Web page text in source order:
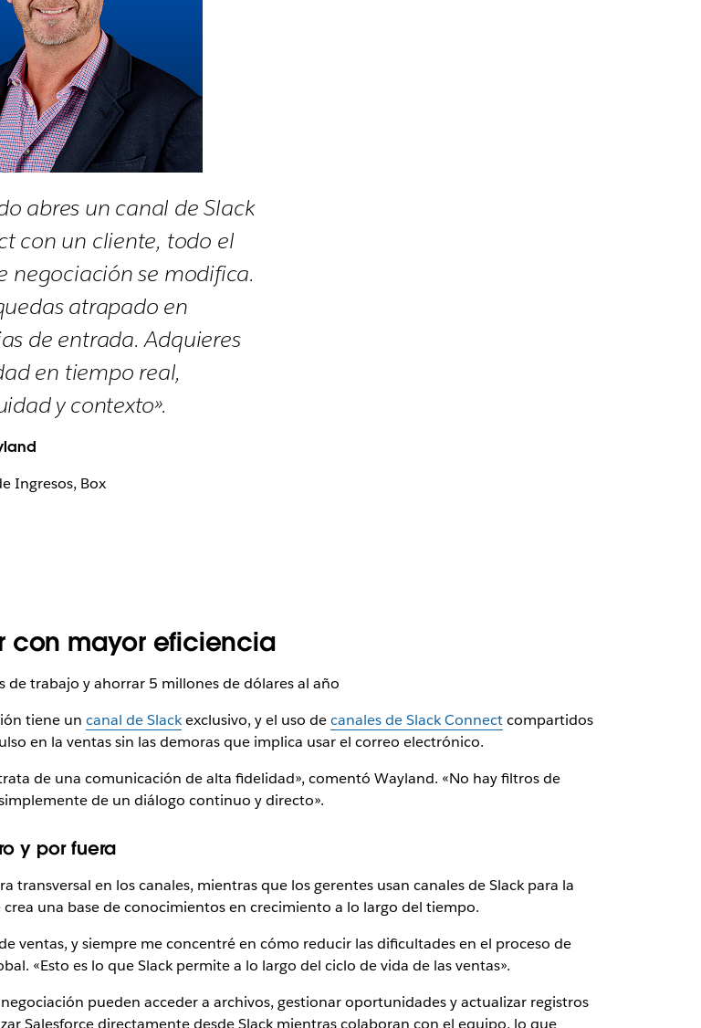
abres un canal de Slack
con un cliente, todo el
negociación se modifica.
atrapado en
de entrada. Adquieres
en tiempo real,
y contexto».
Ingresos, Box
con mayor eficiencia
de trabajo y ahorrar 5 millones de dólares al año
tiene un canal de Slackexclusivo, y el uso decanales de Slack Connectcompartidos
en la ventas sin las demoras que implica usar el correo electrónico.
de una comunicación de alta fidelidad», comentó Wayland. «No hay filtros de
de un diálogo continuo y directo».
y por fuera
en los canales, mientras que los gerentes usan canales de Slack para la
una base de conocimientos en crecimiento a lo largo del tiempo.
ventas, y siempre me concentré en cómo reducir las dificultades en el proceso de
«Esto es lo que Slack permite a lo largo del ciclo de vida de las ventas».
pueden acceder a archivos, gestionar oportunidades y actualizar registros
Salesforce directamente desde Slack mientras colaboran con el equipo, lo que